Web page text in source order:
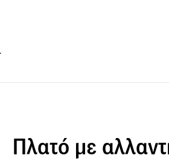
Πλατό με